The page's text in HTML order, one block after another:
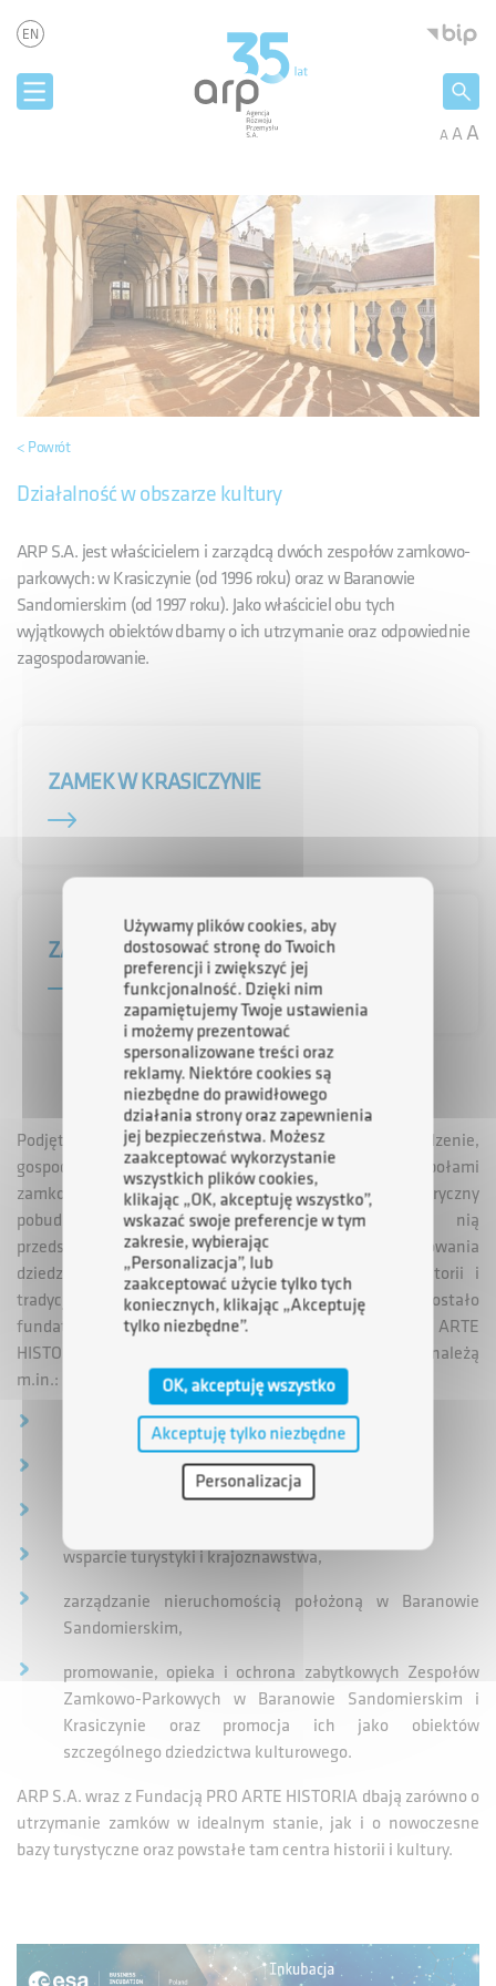
EN
AAA
< Powrót
Działalność w obszarze kultury
ARP S.A. jest właścicielem i zarządcą dwóch zespołów zamkowo-
parkowych: w Krasiczynie (od 1996 roku) oraz w Baranowie
Sandomierskim (od 1997 roku). Jako właściciel obu tych
wyjątkowych obiektów dbamy o ich utrzymanie oraz odpowiednie
zagospodarowanie.
ZAMEK W KRASICZYNIE
ZAMEK W BARANOWIE SANOMIERSKIM
Podjęte przez ARP S.A. wyzwania to nie tylko prowadzenie,
gospodarowanie i zarządzanie zabytkowymi zespołami
zamkowo-parkowymi, lecz także dbanie o punkt historyczny
pobudzający lokalną turystykę i związaną z nią
przedsiębiorczość. To także działania na rzecz zachowania
dziedzictwa kulturowego Polski, promowania jej historii i
tradycji. Z zamiarem realizacji tych celów, ARP S.A. zostało
fundatorem ustanowionej w 2014 roku Fundacji PRO ARTE
HISTORIA z siedzibą w Krasiczynie. Do zadań fundacji należą
m.in.:
opieka nad zabytkami,
ochrona dóbr kultury i sztuki,
wsparcie turystyki i krajoznawstwa,
zarządzanie nieruchomością położoną w Baranowie
Sandomierskim,
promowanie, opieka i ochrona zabytkowych Zespołów
Zamkowo-Parkowych w Baranowie Sandomierskim i
Krasiczynie oraz promocja ich jako obiektów
szczególnego dziedzictwa kulturowego.
ARP S.A. wraz z Fundacją PRO ARTE HISTORIA dbają zarówno o
utrzymanie zamków w idealnym stanie, jak i o nowoczesne
bazy turystyczne oraz powstałe tam centra historii i kultury.
Używamy plików cookies, aby
dostosować stronę do Twoich
preferencji i zwiększyć jej
funkcjonalność. Dzięki nim
zapamiętujemy Twoje ustawienia
i możemy prezentować
spersonalizowane treści oraz
reklamy. Niektóre cookies są
niezbędne do prawidłowego
działania strony oraz zapewnienia
jej bezpieczeństwa. Możesz
zaakceptować wykorzystanie
wszystkich plików cookies,
klikając „OK, akceptuję wszystko”,
wskazać swoje preferencje w tym
zakresie, wybierając
„Personalizacja”, lub
zaakceptować użycie tylko tych
koniecznych, klikając „Akceptuję
tylko niezbędne”.
OK, akceptuję wszystko
Akceptuję tylko niezbędne
Personalizacja